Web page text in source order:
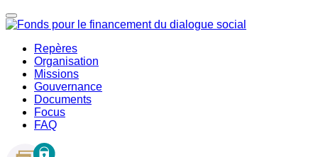
Repères
Organisation
Missions
Gouvernance
Documents
Focus
FAQ